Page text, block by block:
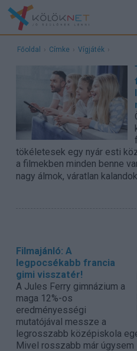
Főoldal › Címke › Vígjáték ›
tökéletesek egy nyár esti
a filmekben minden benne
nagy álmok, váratlan
Filmajánló: A
legpocsékabb francia
gimi visszatér!
A Jules Ferry gimnázium a
maga 12%-os
eredményességi
mutatójával messze a
legrosszabb középiskola
Mivel rosszabb már